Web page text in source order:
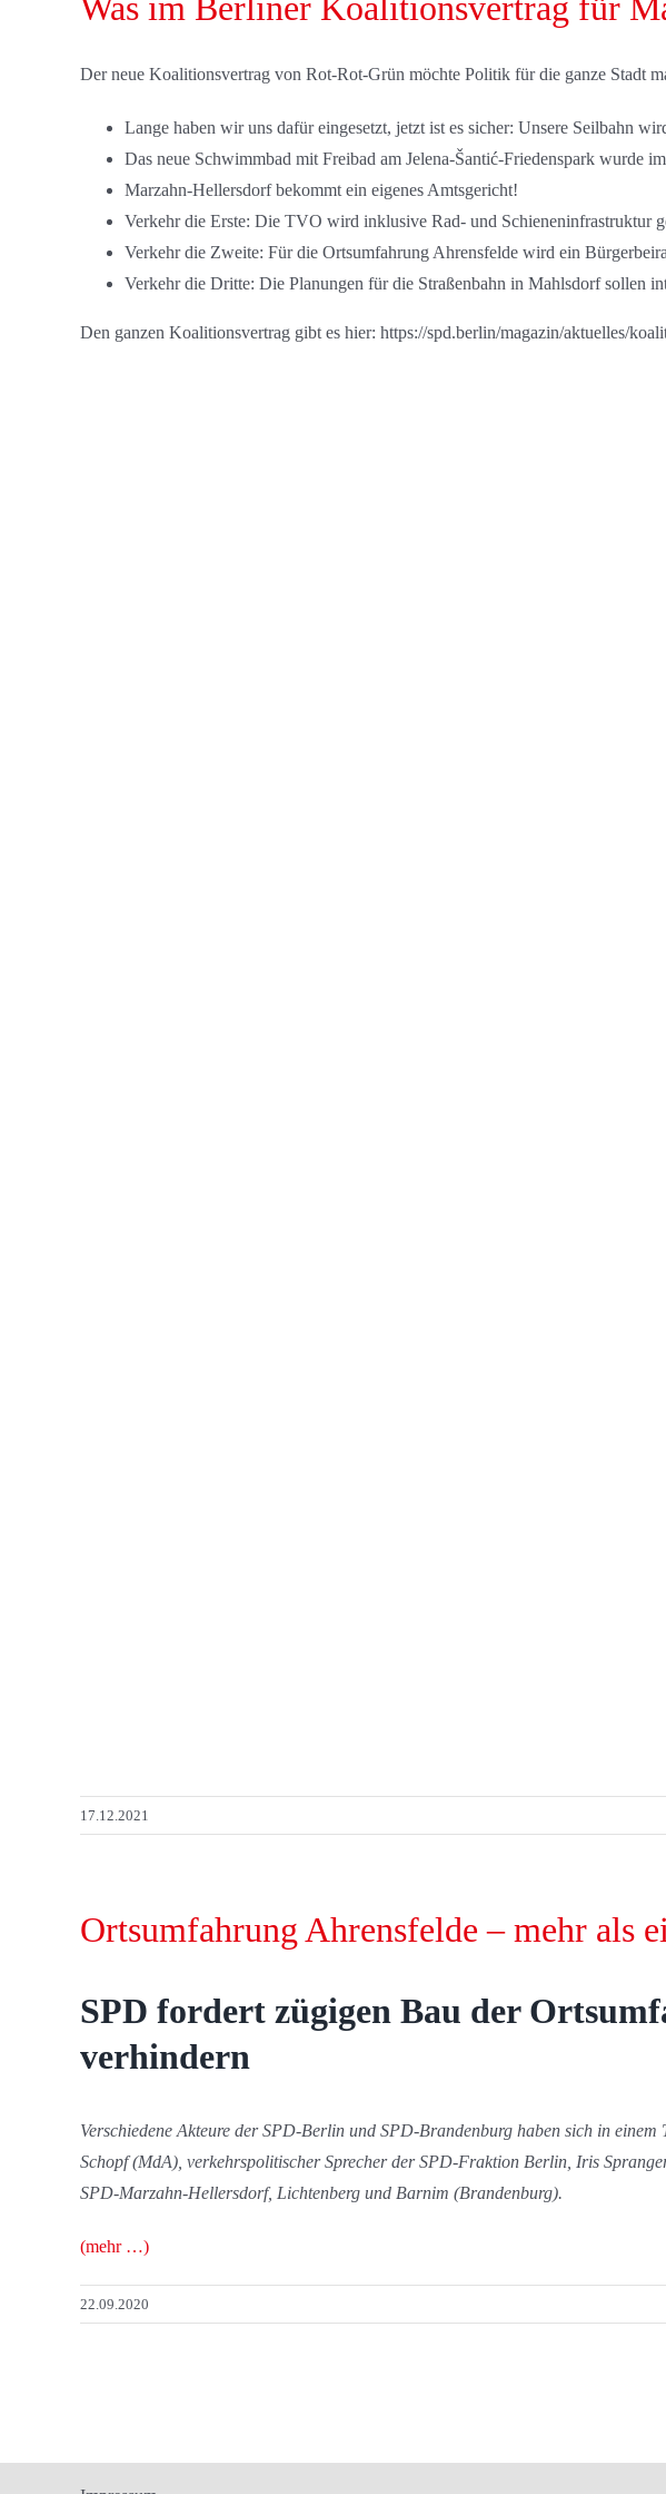
Der neue Koalitionsvertrag von Rot-Rot-Grün möchte Politik für die ganze Stadt
Lange haben wir uns dafür eingesetzt, jetzt ist es sicher: Unsere Seilbahn
Das neue Schwimmbad mit Freibad am Jelena-Šantić-Friedenspark wurde
Marzahn-Hellersdorf bekommt ein eigenes Amtsgericht!
Verkehr die Erste: Die TVO wird inklusive Rad- und Schieneninfrastruktur
Verkehr die Zweite: Für die Ortsumfahrung Ahrensfelde wird ein
Verkehr die Dritte: Die Planungen für die Straßenbahn in Mahlsdorf sollen
Den ganzen Koalitionsvertrag gibt es hier: https://spd.berlin/magazin/aktuelles/
17.12.2021
Ortsumfahrung Ahrensfelde – mehr als
SPD fordert zügigen Bau der
verhindern
Verschiedene Akteure der SPD-Berlin und SPD-Brandenburg haben sich in
Schopf (MdA), verkehrspolitischer Sprecher der SPD-Fraktion Berlin, Iris
SPD-Marzahn-Hellersdorf, Lichtenberg und Barnim (Brandenburg).
(mehr …)
22.09.2020